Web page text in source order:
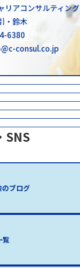
リアコンサルティング
・鈴木
6380
consul.co.jp
SNS
ブログ
覧